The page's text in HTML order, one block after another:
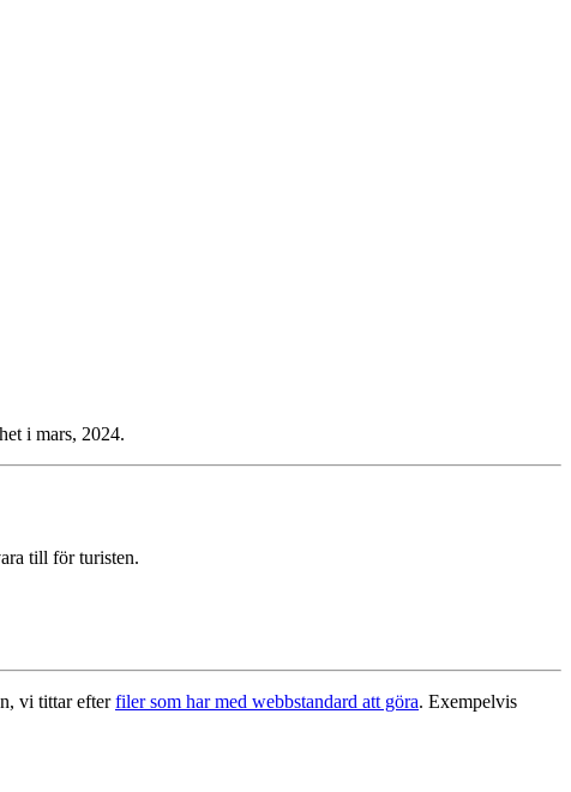
i mars, 2024.
till för turisten.
vi tittar efterfiler som har med webbstandard att göra. Exempelvis